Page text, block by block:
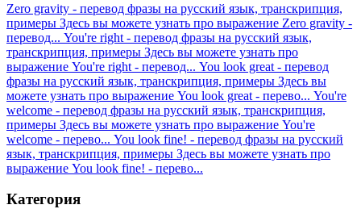
Zero gravity - перевод фразы на русский язык, транскрипция,
примеры Здесь вы можете узнать про выражение Zero gravity -
перевод... You're right - перевод фразы на русский язык,
транскрипция, примеры Здесь вы можете узнать про
выражение You're right - перевод... You look great - перевод
фразы на русский язык, транскрипция, примеры Здесь вы
можете узнать про выражение You look great - перево... You're
welcome - перевод фразы на русский язык, транскрипция,
примеры Здесь вы можете узнать про выражение You're
welcome - перево... You look fine! - перевод фразы на русский
язык, транскрипция, примеры Здесь вы можете узнать про
выражение You look fine! - перево...
Категория